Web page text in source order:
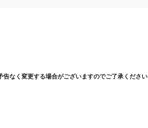
告なく変更する場合がございますのでご了承ください